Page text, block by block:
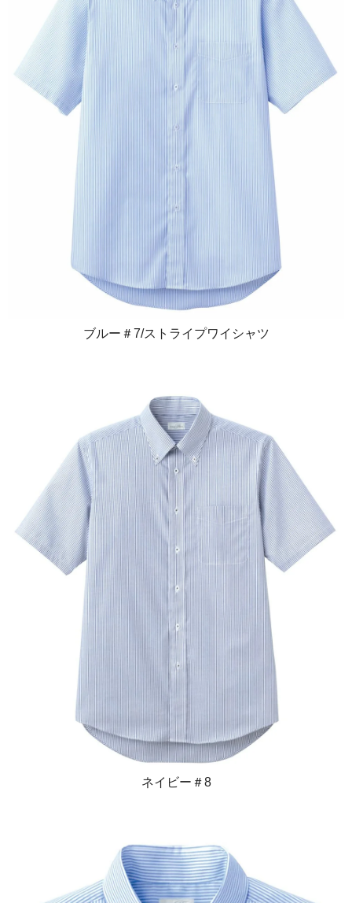
ブルー＃7/ストライプワイシャツ
ネイビー＃8